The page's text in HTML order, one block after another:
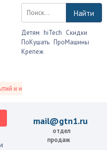
не только это.
Найти
Детям hiTech Скидки
ПоКушать ПроМашины
Крепеж
mail@gtn1.ru
отдел
продаж